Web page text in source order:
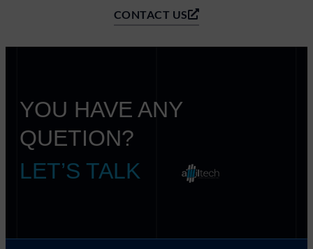
CONTACT US
YOU HAVE ANY
QUETION?
LET’S TALK